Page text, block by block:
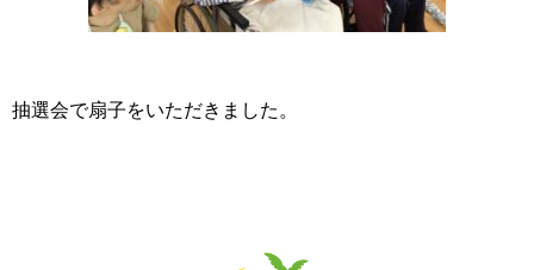
抽選会で扇子をいただきました。